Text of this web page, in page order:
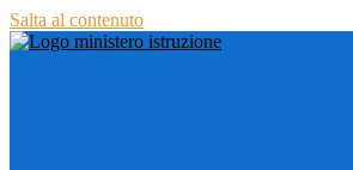
Salta al contenuto